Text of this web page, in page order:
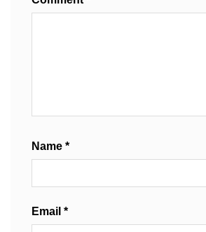
Name *
Email *